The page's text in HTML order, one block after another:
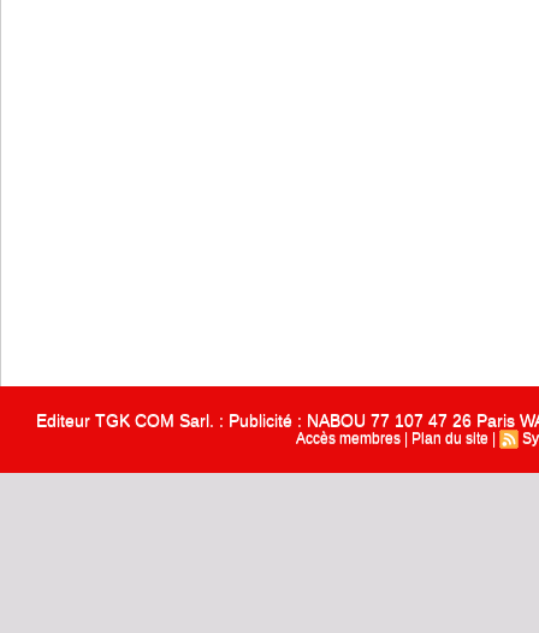
Editeur TGK COM Sarl. : Publicité : NABOU 77 107 47 26 Paris
Accès membres Plan du site